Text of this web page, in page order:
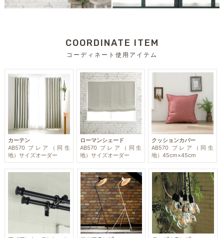
COORDINATE ITEM
コーディネート使用アイテム
カーテン
AB570 ブレア（同生
地）サイズオーダー
ローマンシェード
AB570 ブレア（同生
地）サイズオーダー
クッションカバー
AB570 ブレア（同生
地）45cm×45cm